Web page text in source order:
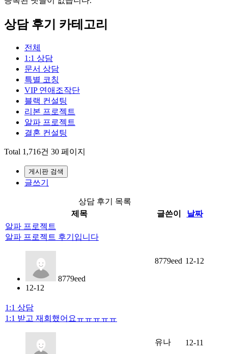
상담 후기 카테고리
전체
1:1 상담
문서 상담
특별 코칭
VIP 연애조작단
블랙 컨설팅
리본 프로젝트
알파 프로젝트
결혼 컨설팅
Total 1,716건 30 페이지
게시판 검색
글쓰기
상담 후기 목록
제목
글쓴이
날짜
알파 프로젝트
알파 프로젝트 후기입니다
8779eed
12-12
8779eed 12-12
1:1 상담
1:1 받고 재회했어요ㅠㅠㅠㅠㅠ
유나 12-11